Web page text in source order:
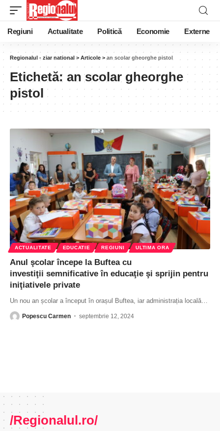
Regiuni Actualitate Politică Economie Externe
Regionalul - ziar national > Articole > an scolar gheorghe pistol
Etichetă: an scolar gheorghe
pistol
ACTUALITATE EDUCATIE REGIUNI ULTIMA ORA
Anul şcolar începe la Buftea cu
investiţii semnificative în educaţie şi sprijin pentru
iniţiativele private
Un nou an școlar a început în orașul Buftea, iar administrația locală
Popescu Carmen septembrie 12, 2024
/Regionalul.ro/